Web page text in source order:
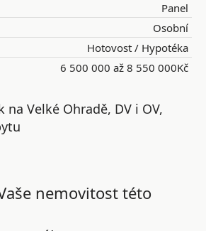
Panel
Osobní
Hotovost / Hypotéka
6 500 000 až 8 550 000Kč
na Velké Ohradě, DV i OV,
nemovitost této